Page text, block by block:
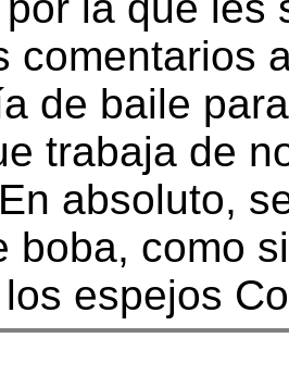
comentarios
de baile
trabaja de
absoluto,
boba, como
espejos